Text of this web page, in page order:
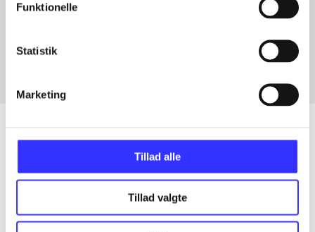
Funktionelle
Statistik
Marketing
Tillad alle
Tillad valgte
Artikler med samme emner
Artikler
Alle registrerede artikler fordelt på udgivelser